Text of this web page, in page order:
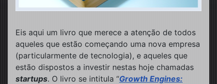
Eis aqui um livro que merece a atenção de todos
aqueles que estão começando uma nova empresa
(particularmente de tecnologia), e aqueles que
estão dispostos a investir nestas hoje chamadas
startups. O livro se intitula “Growth Engines: